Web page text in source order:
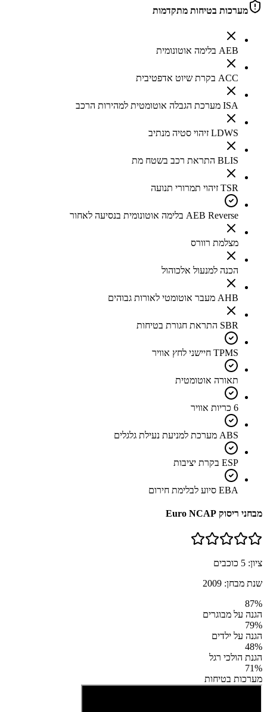
מערכות בטיחות מתקדמות
AEB בלימה אוטונומית
ACC בקרת שיוט אדפטיבית
ISA מערכת הגבלה אוטומטית למהירות הרכב
LDWS זיהוי סטיה מנתיב
BLIS התראת רכב בשטח מת
TSR זיהוי תמרורי תנועה
AEB Reverse בלימה אוטונומית בנסיעה לאחור
מצלמת רוורס
הכנה למנעול אלכוהול
AHB מעבר אוטומטי לאורות גבוהים
SBR התראת חגורת בטיחות
TPMS חיישני לחץ אוויר
תאורה אוטומטית
6 כריות אוויר
ABS מערכת למניעת נעילת גלגלים
ESP בקרת יציבות
EBA סיוע לבלימת חירום
מבחני ריסוק Euro NCAP
ציון: 5 כוכבים
שנת מבחן: 2009
87%
הגנה על מבוגרים
79%
הגנה על ילדים
48%
הגנת הולכי רגל
71%
מערכות בטיחות